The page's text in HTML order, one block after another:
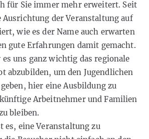
für Sie immer mehr erweitert. Seit
Ausrichtung der Veranstaltung auf
wie es der Name auch erwarten
gute Erfahrungen damit gemacht.
uns ganz wichtig das regionale
abzubilden, um den Jugendlichen
hier eine Ausbildung zu
Arbeitnehmer und Familien
bleiben.
es, eine Veranstaltung zu